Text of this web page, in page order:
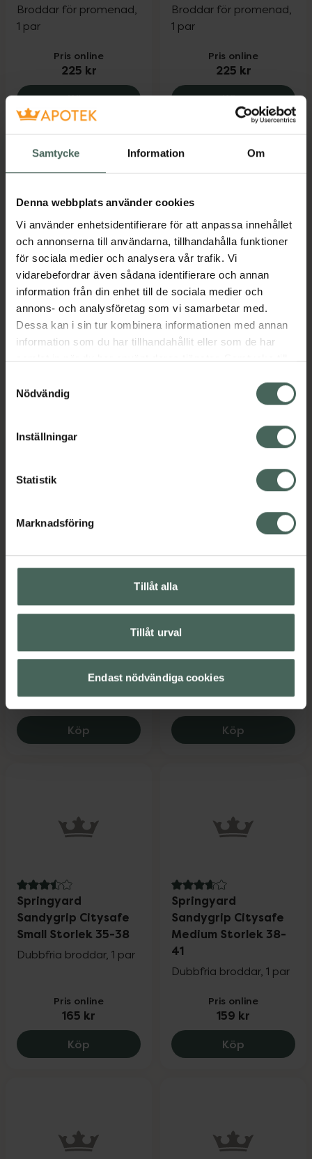
Samtycke Information Om
Denna webbplats använder cookies
Vi använder enhetsidentifierare för att anpassa innehållet
och annonserna till användarna, tillhandahålla funktioner
för sociala medier och analysera vår trafik. Vi
vidarebefordrar även sådana identifierare och annan
information från din enhet till de sociala medier och
annons- och analysföretag som vi samarbetar med.
Dessa kan i sin tur kombinera informationen med annan
information som du har tillhandahållit eller som de har
samlat in när du har använt deras tjänster. Samtycke till
återkalla ditt samtycke via webbplatsens
cookieinställningar. Ett återkallat samtycke påverkar inte
lagligheten av behandling som skett innan återkallelsen.
Nödvändig
Inställningar
Statistik
Marknadsföring
Tillåt alla
Tillåt urval
Endast nödvändiga cookies
Broddar för promenad,
1 par
Pris online
225 kr
KöpSpringyard Heelgrip Walksafe Small
Broddar för promenad,
1 par
Pris online
225 kr
KöpSpringyard
Ortho Movement
Walking Trex Storlek
44-47
Broddar för
utomhusytor 2 st
Köp Ortho Movement Walking Trex
Ortho Movement
Walking Trex Storlek
41-44
Broddar för
utomhusytor 2 st
Ortho
Ortho Movement
Walking Trex Storlek
Broddar för
Pris online
199 kr
Köp Ortho Movement Walking Trex Storlek
Springyard
Sandygrip Citysafe
X-Large Storlek 44-
Dubbfria broddar för
stadsmiljö, 1 par
Pris online
165 kr
Köp
3.5 av 5 i omdöme
Springyard
Sandygrip Citysafe
Small Storlek 35-38
Dubbfria broddar, 1 par
Pris online
165 kr
Köp Springyard Sandygrip Citysafe Small
3.9 av 5 i omdöme
Springyard
Sandygrip Citysafe
Medium Storlek 38-
41
Dubbfria broddar, 1 par
Pris online
159 kr
Köp